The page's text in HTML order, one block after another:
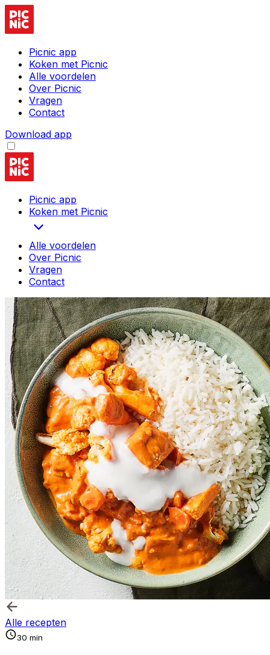
Picnic app
Koken met Picnic
Alle voordelen
Over Picnic
Vragen
Contact
Download app
Picnic app
Koken met Picnic
Alle voordelen
Over Picnic
Vragen
Contact
Alle recepten
30 min